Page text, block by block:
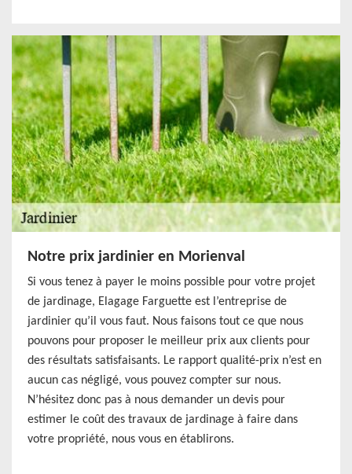
Notre prix jardinier en Morienval
Si vous tenez à payer le moins possible pour votre projet
de jardinage, Elagage Farguette est l’entreprise de
jardinier qu’il vous faut. Nous faisons tout ce que nous
pouvons pour proposer le meilleur prix aux clients pour
des résultats satisfaisants. Le rapport qualité-prix n’est en
aucun cas négligé, vous pouvez compter sur nous.
N’hésitez donc pas à nous demander un devis pour
estimer le coût des travaux de jardinage à faire dans
votre propriété, nous vous en établirons.